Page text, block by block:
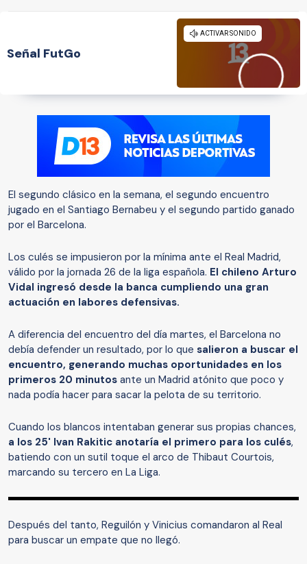
Señal FutGo
El segundo clásico en la semana, el segundo encuentro
jugado en el Santiago Bernabeu y el segundo partido ganado
por el Barcelona.
Los culés se impusieron por la mínima ante el Real Madrid,
válido por la jornada 26 de la liga española. El chileno Arturo
Vidal ingresó desde la banca cumpliendo una gran
actuación en labores defensivas.
A diferencia del encuentro del día martes, el Barcelona no
debía defender un resultado, por lo que salieron a buscar el
encuentro, generando muchas oportunidades en los
primeros 20 minutos ante un Madrid atónito que poco y
nada podía hacer para sacar la pelota de su territorio.
Cuando los blancos intentaban generar sus propias chances,
a los 25' Ivan Rakitic anotaría el primero para los culés,
batiendo con un sutil toque el arco de Thibaut Courtois,
marcando su tercero en La Liga.
Después del tanto, Reguilón y Vinicius comandaron al Real
para buscar un empate que no llegó.